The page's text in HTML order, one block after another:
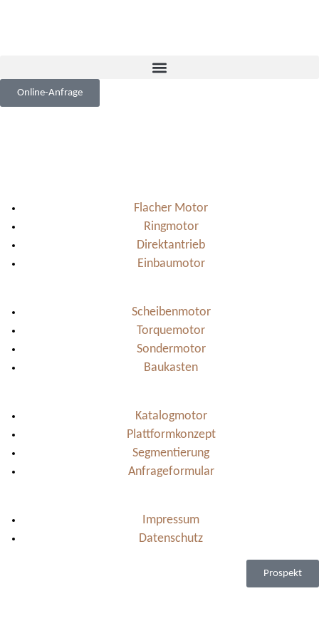
Online-Anfrage
Flacher Motor
Ringmotor
Direktantrieb
Einbaumotor
Scheibenmotor
Torquemotor
Sondermotor
Baukasten
Katalogmotor
Plattformkonzept
Segmentierung
Anfrageformular
Impressum
Datenschutz
Prospekt